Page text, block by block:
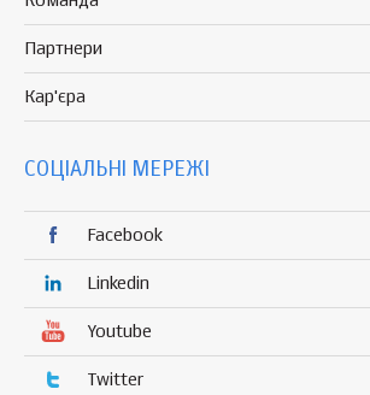
Партнери
Кар'єра
СОЦІАЛЬНІ МЕРЕЖІ
Facebook
Linkedin
Youtube
Twitter